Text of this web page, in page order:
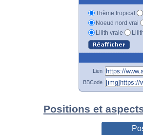
Thème tropical
Noeud nord vrai
Lilith vraie
Lien
BBCode
Positions et